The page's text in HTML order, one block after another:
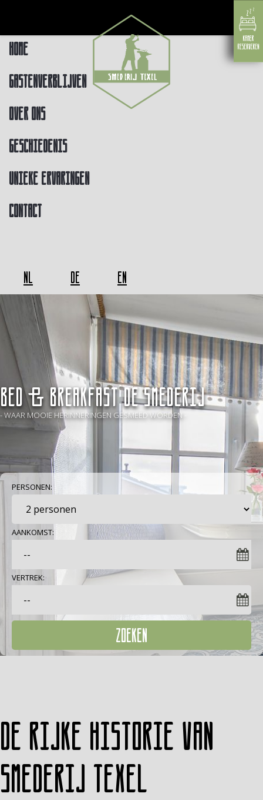
Home
Gastenverblijven
Over ons
Geschiedenis
Unieke ervaringen
Contact
NL DE EN
BED & BREAKFAST De Smederij
- WAAR MOOIE HERINNERINGEN GESMEED WORDEN -
PERSONEN:
AANKOMST:
VERTREK:
ZOEKEN
De rijke historie van
Smederij Texel